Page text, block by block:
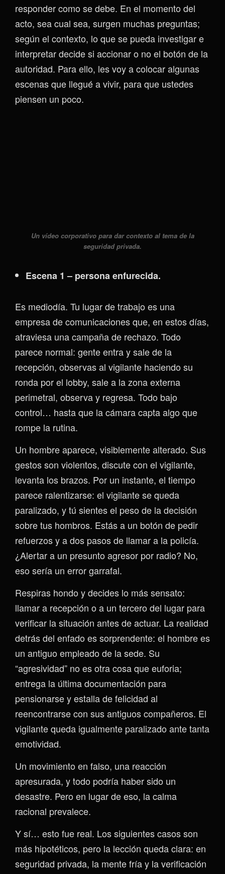
responder como se debe. En el momento del
acto, sea cual sea, surgen muchas preguntas;
según el contexto, lo que se pueda investigar e
interpretar decide si accionar o no el botón de la
autoridad. Para ello, les voy a colocar algunas
escenas que llegué a vivir, para que ustedes
piensen un poco.
Un vídeo corporativo para dar contexto al tema de la
seguridad privada.
Escena 1 – persona enfurecida.
Es mediodía. Tu lugar de trabajo es una
empresa de comunicaciones que, en estos días,
atraviesa una campaña de rechazo. Todo
parece normal: gente entra y sale de la
recepción, observas al vigilante haciendo su
ronda por el lobby, sale a la zona externa
perimetral, observa y regresa. Todo bajo
control… hasta que la cámara capta algo que
rompe la rutina.
Un hombre aparece, visiblemente alterado. Sus
gestos son violentos, discute con el vigilante,
levanta los brazos. Por un instante, el tiempo
parece ralentizarse: el vigilante se queda
paralizado, y tú sientes el peso de la decisión
sobre tus hombros. Estás a un botón de pedir
refuerzos y a dos pasos de llamar a la policía.
¿Alertar a un presunto agresor por radio? No,
eso sería un error garrafal.
Respiras hondo y decides lo más sensato:
llamar a recepción o a un tercero del lugar para
verificar la situación antes de actuar. La realidad
detrás del enfado es sorprendente: el hombre es
un antiguo empleado de la sede. Su
“agresividad” no es otra cosa que euforia;
entrega la última documentación para
pensionarse y estalla de felicidad al
reencontrarse con sus antiguos compañeros. El
vigilante queda igualmente paralizado ante tanta
emotividad.
Un movimiento en falso, una reacción
apresurada, y todo podría haber sido un
desastre. Pero en lugar de eso, la calma
racional prevalece.
Y sí… esto fue real. Los siguientes casos son
más hipotéticos, pero la lección queda clara: en
seguridad privada, la mente fría y la verificación